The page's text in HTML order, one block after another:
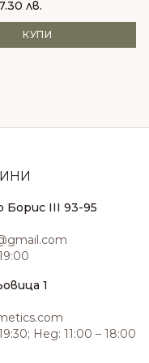
лв.
КУПИ
Борис III 93-95
1
Нед: 11:00 – 18:00